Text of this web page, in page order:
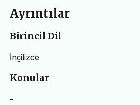
Ayrıntılar
Birincil Dil
İngilizce
Konular
-